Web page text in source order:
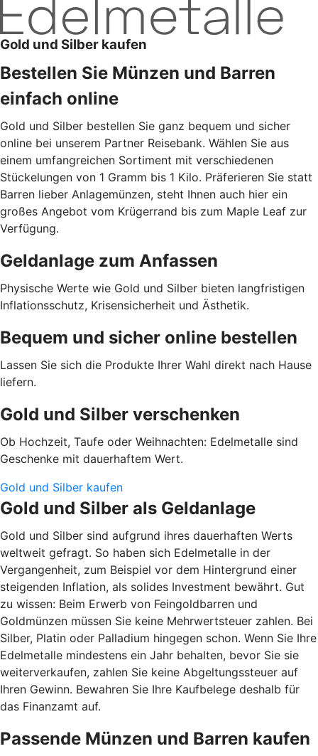
Gold und Silber kaufen
Bestellen Sie Münzen und Barren
einfach online
Gold und Silber bestellen Sie ganz bequem und sicher
online bei unserem Partner Reisebank. Wählen Sie aus
einem umfangreichen Sortiment mit verschiedenen
Stückelungen von 1 Gramm bis 1 Kilo. Präferieren Sie statt
Barren lieber Anlagemünzen, steht Ihnen auch hier ein
großes Angebot vom Krügerrand bis zum Maple Leaf zur
Verfügung.
Geldanlage zum Anfassen
Physische Werte wie Gold und Silber bieten langfristigen
Inflationsschutz, Krisensicherheit und Ästhetik.
Bequem und sicher online bestellen
Lassen Sie sich die Produkte Ihrer Wahl direkt nach Hause
liefern.
Gold und Silber verschenken
Ob Hochzeit, Taufe oder Weihnachten: Edelmetalle sind
Geschenke mit dauerhaftem Wert.
Gold und Silber kaufen
Gold und Silber als Geldanlage
Gold und Silber sind aufgrund ihres dauerhaften Werts
weltweit gefragt. So haben sich Edelmetalle in der
Vergangenheit, zum Beispiel vor dem Hintergrund einer
steigenden Inflation, als solides Investment bewährt. Gut
zu wissen: Beim Erwerb von Feingoldbarren und
Goldmünzen müssen Sie keine Mehrwertsteuer zahlen. Bei
Silber, Platin oder Palladium hingegen schon. Wenn Sie Ihre
Edelmetalle mindestens ein Jahr behalten, bevor Sie sie
weiterverkaufen, zahlen Sie keine Abgeltungssteuer auf
Ihren Gewinn. Bewahren Sie Ihre Kaufbelege deshalb für
das Finanzamt auf.
Passende Münzen und Barren kaufen